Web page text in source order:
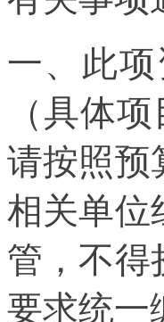
一、此
（具体
请按照预
相关单位
管，不得
要求统一